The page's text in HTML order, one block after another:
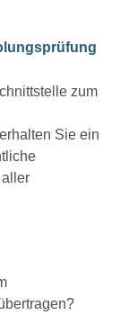
zum
Sie ein